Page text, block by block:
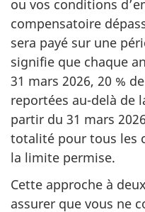
ou vos conditions
compensatoire
sera payé sur une
signifie que chaque
31 mars 2026, 20 %
reportées au-delà de
partir du 31 mars 2026
totalité pour tous les
la limite permise.
Cette approche à
assurer que vous ne